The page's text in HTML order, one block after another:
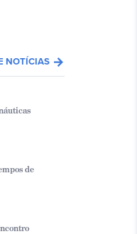
NOTÍCIAS arrow_forward
de